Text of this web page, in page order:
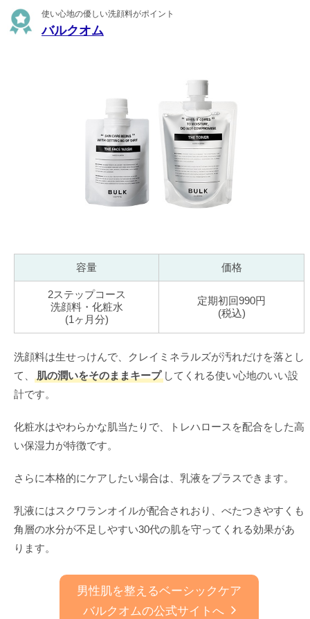
使い心地の優しい洗顔料がポイント
バルクオム
容量 価格
2ステップコース
洗顔料・化粧水
(1ヶ月分)
定期初回990円
(税込)
洗顔料は生せっけんで、クレイミネラルズが汚れだけを落とし
て、
肌の潤いをそのままキープ してくれる使い心地のいい設
計です。
化粧水はやわらかな肌当たりで、トレハロースを配合をした高
い保湿力が特徴です。
さらに本格的にケアしたい場合は、乳液をプラスできます。
乳液にはスクワランオイルが配合されおり、べたつきやすくも
角層の水分が不足しやすい30代の肌を守ってくれる効果があ
ります。
男性肌を整えるベーシックケア
バルクオムの公式サイトへ